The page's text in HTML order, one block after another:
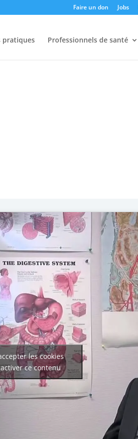
Faire un don Jobs
pratiques Professionnels de santé
les cookies
ce contenu